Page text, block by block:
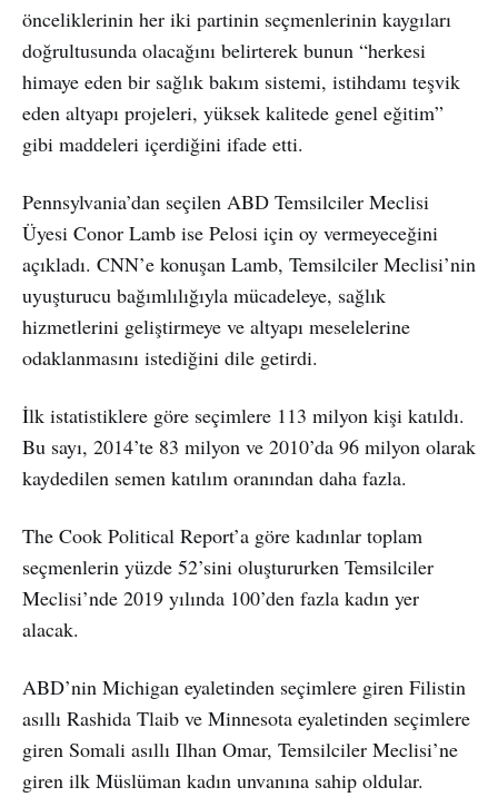
önceliklerinin her iki partinin seçmenlerinin kaygıları
doğrultusunda olacağını belirterek bunun “herkesi
himaye eden bir sağlık bakım sistemi, istihdamı teşvik
eden altyapı projeleri, yüksek kalitede genel eğitim”
gibi maddeleri içerdiğini ifade etti.
Pennsylvania’dan seçilen ABD Temsilciler Meclisi
Üyesi Conor Lamb ise Pelosi için oy vermeyeceğini
açıkladı. CNN’e konuşan Lamb, Temsilciler Meclisi’nin
uyuşturucu bağımlılığıyla mücadeleye, sağlık
hizmetlerini geliştirmeye ve altyapı meselelerine
odaklanmasını istediğini dile getirdi.
İlk istatistiklere göre seçimlere 113 milyon kişi katıldı.
Bu sayı, 2014’te 83 milyon ve 2010’da 96 milyon olarak
kaydedilen semen katılım oranından daha fazla.
The Cook Political Report’a göre kadınlar toplam
seçmenlerin yüzde 52’sini oluştururken Temsilciler
Meclisi’nde 2019 yılında 100’den fazla kadın yer
alacak.
ABD’nin Michigan eyaletinden seçimlere giren Filistin
asıllı Rashida Tlaib ve Minnesota eyaletinden seçimlere
giren Somali asıllı Ilhan Omar, Temsilciler Meclisi’ne
giren ilk Müslüman kadın unvanına sahip oldular.